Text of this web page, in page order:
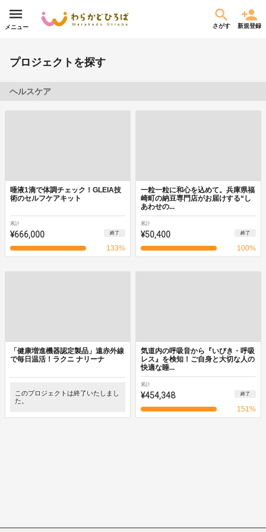
メニュー さがす 新規登録
プロジェクトを探す
ヘルスケア
唾液1滴で体調チェック！GLEIA技
術のセルフケアキット
累計
¥666,000 終了
133%
一粒一粒に和心を込めて。兵庫県福
崎町の納豆専門店がお届けする“し
あわせの...
累計
¥50,400 終了
100%
「健康増進機器認定製品」遠赤外線
で毎日温活！ラクニ ナリーナ
このプロジェクトは終了いたしまし
た。
気道内の呼吸音から『いびき・呼吸
レス』を検知！ご自身と大切な人の
快適な睡...
累計
¥454,348 終了
151 %